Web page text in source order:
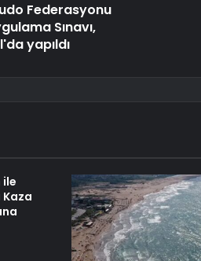
Federasyonu
Sınavı,
yapıldı
ile
Kaza